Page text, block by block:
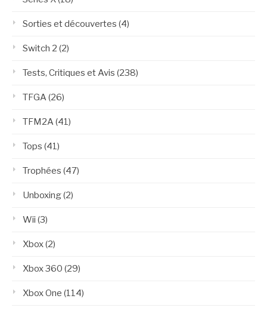
Sorties et découvertes (4)
Switch 2 (2)
Tests, Critiques et Avis (238)
TFGA(26)
TFM2A(41)
Tops (41)
Trophées (47)
Unboxing(2)
Wii (3)
Xbox(2)
Xbox 360 (29)
Xbox One (114)